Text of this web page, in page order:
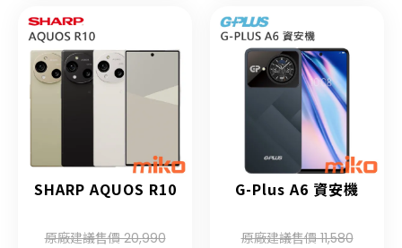
SHARP AQUOS R10
原廠建議售價 20,990
G-Plus A6 資安機
原廠建議售價 11,580